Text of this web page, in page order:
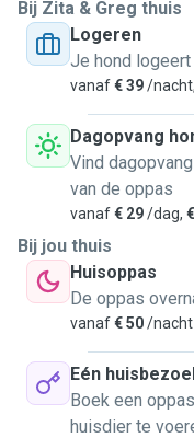
Bij Zita & Greg thuis
Logeren
Je hond
vanaf€ 39/nacht,
Dagopvang
Vind
van de oppas
vanaf€ 29/dag,
Bij jou thuis
Huisoppas
De oppas
vanaf€ 50/nacht
Eén
Boek een
huisdier te